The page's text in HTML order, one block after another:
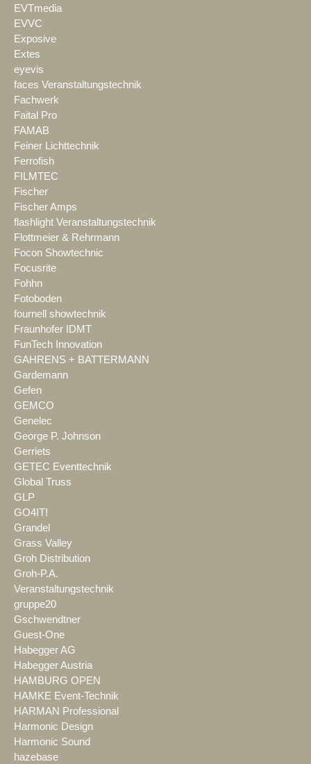
EVTmedia
EVVC
Exposive
Extes
eyevis
faces Veranstaltungstechnik
Fachwerk
Faital Pro
FAMAB
Feiner Lichttechnik
Ferrofish
FILMTEC
Fischer
Fischer Amps
flashlight Veranstaltungstechnik
Flottmeier & Rehrmann
Focon Showtechnic
Focusrite
Fohhn
Fotoboden
fournell showtechnik
Fraunhofer IDMT
FunTech Innovation
GAHRENS + BATTERMANN
Gardemann
Gefen
GEMCO
Genelec
George P. Johnson
Gerriets
GETEC Eventtechnik
Global Truss
GLP
GO4IT!
Grandel
Grass Valley
Groh Distribution
Groh-P.A.
Veranstaltungstechnik
gruppe20
Gschwendtner
Guest-One
Habegger AG
Habegger Austria
HAMBURG OPEN
HAMKE Event-Technik
HARMAN Professional
Harmonic Design
Harmonic Sound
hazebase